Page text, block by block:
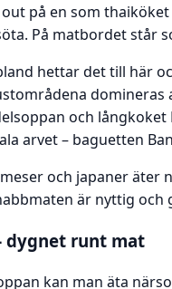
på en som
På matbordet står
hettar det till här
domineras
och långkoket
arvet – baguetten
och japaner äter
är nyttig och
dygnet runt mat
kan man äta